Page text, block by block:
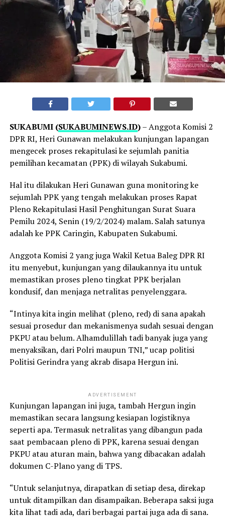
SUKABUMI (SUKABUMINEWS.ID)– Anggota Komisi 2
DPR RI, Heri Gunawan melakukan kunjungan lapangan
mengecek proses rekapitulasi ke sejumlah panitia
pemilihan kecamatan (PPK) di wilayah Sukabumi.
Hal itu dilakukan Heri Gunawan guna monitoring ke
sejumlah PPK yang tengah melakukan proses Rapat
Pleno Rekapitulasi Hasil Penghitungan Surat Suara
Pemilu 2024, Senin (19/2/2024) malam. Salah satunya
adalah ke PPK Caringin, Kabupaten Sukabumi.
Anggota Komisi 2 yang juga Wakil Ketua Baleg DPR RI
itu menyebut, kunjungan yang dilaukannya itu untuk
memastikan proses pleno tingkat PPK berjalan
kondusif, dan menjaga netralitas penyelenggara.
“Intinya kita ingin melihat (pleno, red) di sana apakah
sesuai prosedur dan mekanismenya sudah sesuai dengan
PKPU atau belum. Alhamdulillah tadi banyak juga yang
menyaksikan, dari Polri maupun TNI,” ucap politisi
Politisi Gerindra yang akrab disapa Hergun ini.
ADVERTISEMENT
Kunjungan lapangan ini juga, tambah Hergun ingin
memastikan secara langsung kesiapan logistiknya
seperti apa. Termasuk netralitas yang dibangun pada
saat pembacaan pleno di PPK, karena sesuai dengan
PKPU atau aturan main, bahwa yang dibacakan adalah
dokumen C-Plano yang di TPS.
“Untuk selanjutnya, dirapatkan di setiap desa, direkap
untuk ditampilkan dan disampaikan. Beberapa saksi juga
kita lihat tadi ada, dari berbagai partai juga ada di sana.